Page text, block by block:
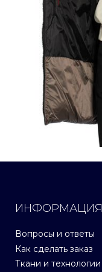
ИНФОРМАЦИЯ
Вопросы и ответы
Как сделать заказ
Ткани и технологии